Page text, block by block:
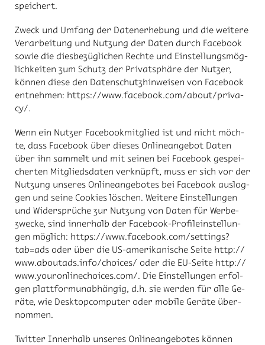
spei­chert.
Zweck und Um­fang der Da­ten­er­he­bung und die wei­te­re
Ver­ar­bei­tung und Nut­zung der Da­ten durch Face­book
so­wie die dies­be­züg­li­chen Rech­te und Ein­stel­lungs­mög­
lich­kei­ten zum Schutz der Pri­vat­sphä­re der Nut­zer,
kön­nen die­se den Da­ten­schutz­hin­wei­sen von Face­book
ent­neh­men: https://​www.face­book.com/​about/​pri­va­
cy/.
Wenn ein Nut­zer Face­book­mit­glied ist und nicht möch­
te, dass Face­book über die­ses On­line­an­ge­bot Da­ten
über ihn sam­melt und mit sei­nen bei Face­book ge­spei­
cher­ten Mit­glieds­da­ten ver­knüpft, muss er sich vor der
Nut­zung un­se­res On­line­an­ge­bo­tes bei Face­book aus­log­
gen und sei­ne Coo­kies lö­schen. Wei­te­re Ein­stel­lun­gen
und Wi­der­sprü­che zur Nut­zung von Da­ten für Wer­be­
zwe­cke, sind in­ner­halb der Face­book-Pro­fi­l­ein­stel­lun­
gen mög­lich: https://​www.face­book.com/​set­tings?
tab=ads oder über die US-ame­ri­ka­ni­sche Sei­te http://​
www.abou­ta­ds.info/​choices/ oder die EU-Sei­te http://​
www.you­ron­linechoices.com/. ​Die Ein­stel­lun­gen er­fol­
gen platt­for­mun­ab­hän­gig, d.h. sie wer­den für alle Ge­
rä­te, wie Desk­top­com­pu­ter oder mo­bi­le Ge­rä­te über­
nom­men.
Twit­ter In­ner­halb un­se­res On­line­an­ge­bo­tes kön­nen